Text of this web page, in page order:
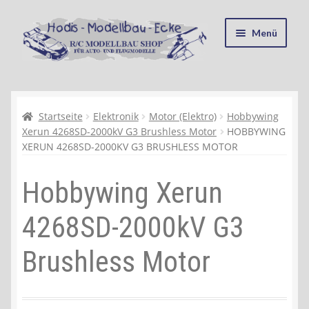
Zur
Navigation
springen
Zum
Inhalt
springen
Menü
Kasse
Mein Konto
Recycling, Entsorgung und Umwelt
Shop
Warenkorb
Ablauf einer Bestellung
Startseite Elektronik Motor (Elektro)
Hobbywing
Xerun 4268SD-2000kV G3 Brushless Motor
HOBBYWING
XERUN 4268SD-2000KV G3 BRUSHLESS MOTOR
Hobbywing Xerun
4268SD-2000kV G3
Brushless Motor